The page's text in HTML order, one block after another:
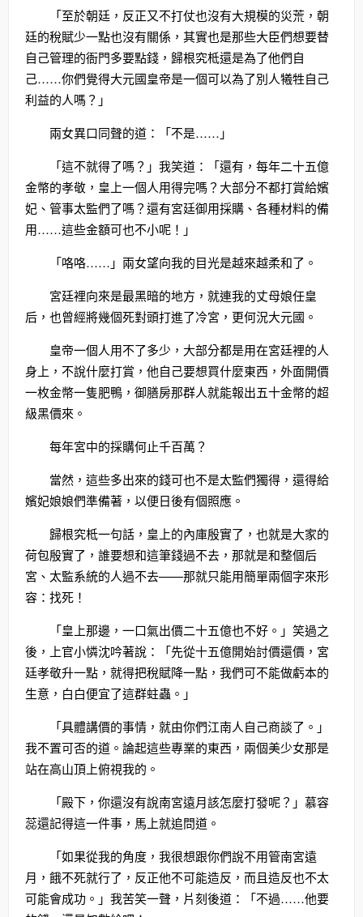
「至於朝廷，反正又不打仗也沒有大規模的災荒，朝
廷的稅賦少一點也沒有關係，其實也是那些大臣們想要替
自己管理的衙門多要點錢，歸根究柢還是為了他們自
己……你們覺得大元國皇帝是一個可以為了別人犧牲自己
利益的人嗎？」
兩女異口同聲的道：「不是……」
「這不就得了嗎？」我笑道：「還有，每年二十五億
金幣的孝敬，皇上一個人用得完嗎？大部分不都打賞給嬪
妃、管事太監們了嗎？還有宮廷御用採購、各種材料的備
用……這些金額可也不小呢！」
「咯咯……」兩女望向我的目光是越來越柔和了。
宮廷裡向來是最黑暗的地方，就連我的丈母娘任皇
后，也曾經將幾個死對頭打進了冷宮，更何況大元國。
皇帝一個人用不了多少，大部分都是用在宮廷裡的人
身上，不說什麼打賞，他自己要想買什麼東西，外面開價
一枚金幣一隻肥鴨，御膳房那群人就能報出五十金幣的超
級黑價來。
每年宮中的採購何止千百萬？
當然，這些多出來的錢可也不是太監們獨得，還得給
嬪妃娘娘們準備著，以便日後有個照應。
歸根究柢一句話，皇上的內庫殷實了，也就是大家的
荷包殷實了，誰要想和這筆錢過不去，那就是和整個后
宮、太監系統的人過不去——那就只能用簡單兩個字來形
容：找死！
「皇上那邊，一口氣出價二十五億也不好。」笑過之
後，上官小憐沈吟著說：「先從十五億開始討價還價，宮
廷孝敬升一點，就得把稅賦降一點，我們可不能做虧本的
生意，白白便宜了這群蛀蟲。」
「具體講價的事情，就由你們江南人自己商談了。」
我不置可否的道。論起這些專業的東西，兩個美少女那是
站在高山頂上俯視我的。
「殿下，你還沒有說南宮遠月該怎麼打發呢？」慕容
蕊還記得這一件事，馬上就追問道。
「如果從我的角度，我很想跟你們說不用管南宮遠
月，餓不死就行了，反正他不可能造反，而且造反也不太
可能會成功。」我苦笑一聲，片刻後道：「不過……他要